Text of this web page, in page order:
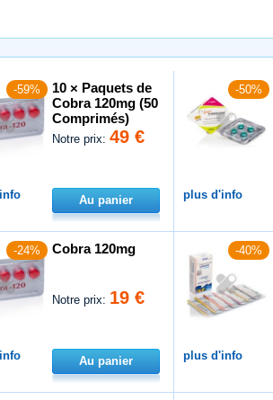
-59%
10 × Paquets de
Cobra 120mg (50
Comprimés)
Notre prix:49 €
Au panier
-50%
plus d'info
-24% Cobra 120mg
Notre prix: 19 €
Au panier
-40%
plus d'info